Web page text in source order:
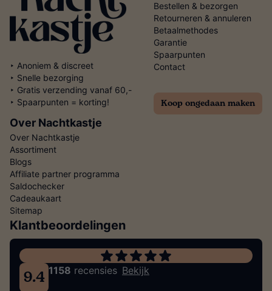
‣ Anoniem & discreet
‣ Snelle bezorging
‣ Gratis verzending vanaf 60,-
‣ Spaarpunten = korting!
Bestellen & bezorgen
Retourneren & annuleren
Betaalmethodes
Garantie
Spaarpunten
Contact
Koop ongedaan maken
Over Nachtkastje
Over Nachtkastje
Assortiment
Blogs
Affiliate partner programma
Saldochecker
Cadeaukaart
Sitemap
Klantbeoordelingen
9.4 1158 recensies Bekijk